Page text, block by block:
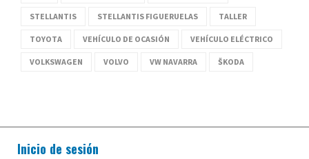
STELLANTIS STELLANTIS FIGUERUELAS TALLER
TOYOTA VEHÍCULO DE OCASIÓN VEHÍCULO ELÉCTRICO
VOLKSWAGEN VOLVO VW NAVARRA ŠKODA
Inicio de sesión